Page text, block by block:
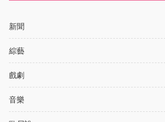
新聞
綜藝
戲劇
音樂